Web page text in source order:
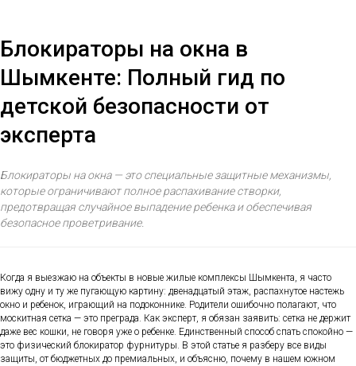
Блокираторы на окна в
Шымкенте: Полный гид по
детской безопасности от
эксперта
Блокираторы на окна — это специальные защитные механизмы,
которые ограничивают полное распахивание створки,
предотвращая случайное выпадение ребенка и обеспечивая
безопасное проветривание.
Когда я выезжаю на объекты в новые жилые комплексы Шымкента, я часто
вижу одну и ту же пугающую картину: двенадцатый этаж, распахнутое настежь
окно и ребенок, играющий на подоконнике. Родители ошибочно полагают, что
москитная сетка — это преграда. Как эксперт, я обязан заявить: сетка не держит
даже вес кошки, не говоря уже о ребенке. Единственный способ спать спокойно —
это физический блокиратор фурнитуры. В этой статье я разберу все виды
защиты, от бюджетных до премиальных, и объясню, почему в нашем южном